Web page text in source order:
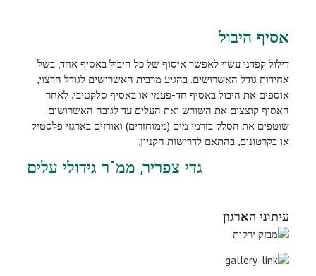
אסיף היבול
דילול קפדני עשוי לאפשר איסוף של כל היבול באסיף אחד, בשל
אחידות גודל האשרושים. בהגיע מרבית האשרושים לגודל הרצוי,
אוספים את היבול באסיף חד-פעמי או באסיף סלקטיבי. לאחר
האסיף קוצצים את השורש ואת העלים עד לגובה האשרושים.
שוטפים את הסלק בזרמי מים (ממוחזרים) ואורזים בארגזי פלסטיק
או בקרטונים, בהתאם לדרישות הקניין.
גדי צפריר, ממ"ר גידולי עלים
עיתוני הארגון